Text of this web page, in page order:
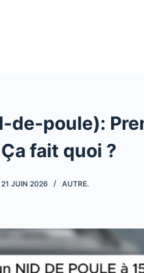
poule):
fait quoi ?
21 JUIN 2026 AUTRE.